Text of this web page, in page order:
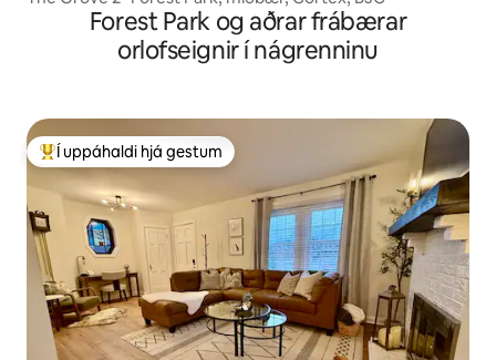
Forest Park og aðrar frábærar
orlofseignir í nágrenninu
Í mestu uppáhaldi hjá gestum
Í uppáhaldi hjá gestum